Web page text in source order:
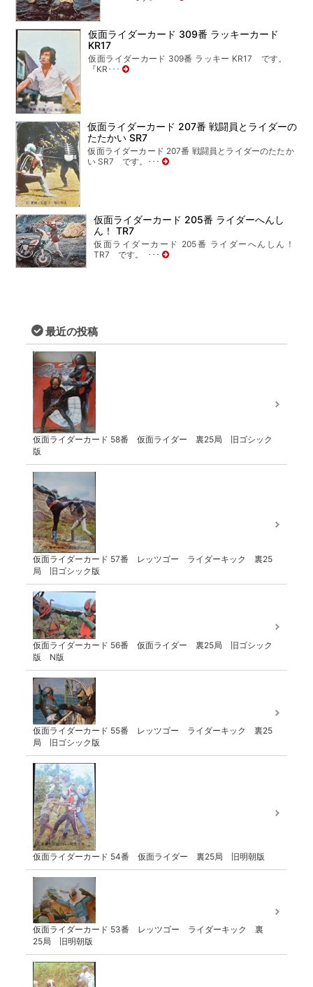
仮面ライダーカード 309番 ラッキーカード
KR17
仮面ライダーカード 309番 ラッキー KR17 です。
『KR･･･
仮面ライダーカード 207番 戦闘員とライダーの
たたかい SR7
仮面ライダーカード 207番 戦闘員とライダーのたたか
い SR7 です。･･･
仮面ライダーカード 205番 ライダーへんし
ん！ TR7
仮面ライダーカード 205番 ライダーへんしん！
TR7 です。 ･･･
最近の投稿
仮面ライダーカード 58番 仮面ライダー 裏25局 旧ゴシック
版
仮面ライダーカード 57番 レッツゴー ライダーキック 裏25
局 旧ゴシック版
仮面ライダーカード 56番 仮面ライダー 裏25局 旧ゴシック
版 N版
仮面ライダーカード 55番 レッツゴー ライダーキック 裏25
局 旧ゴシック版
仮面ライダーカード 54番 仮面ライダー 裏25局 旧明朝版
仮面ライダーカード 53番 レッツゴー ライダーキック 裏
25局 旧明朝版